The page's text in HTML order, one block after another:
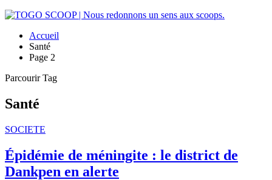
Accueil
Santé
Page 2
Parcourir Tag
Santé
SOCIETE
Épidémie de méningite : le district de
Dankpen en alerte